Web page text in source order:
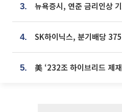
3.
4.
5.